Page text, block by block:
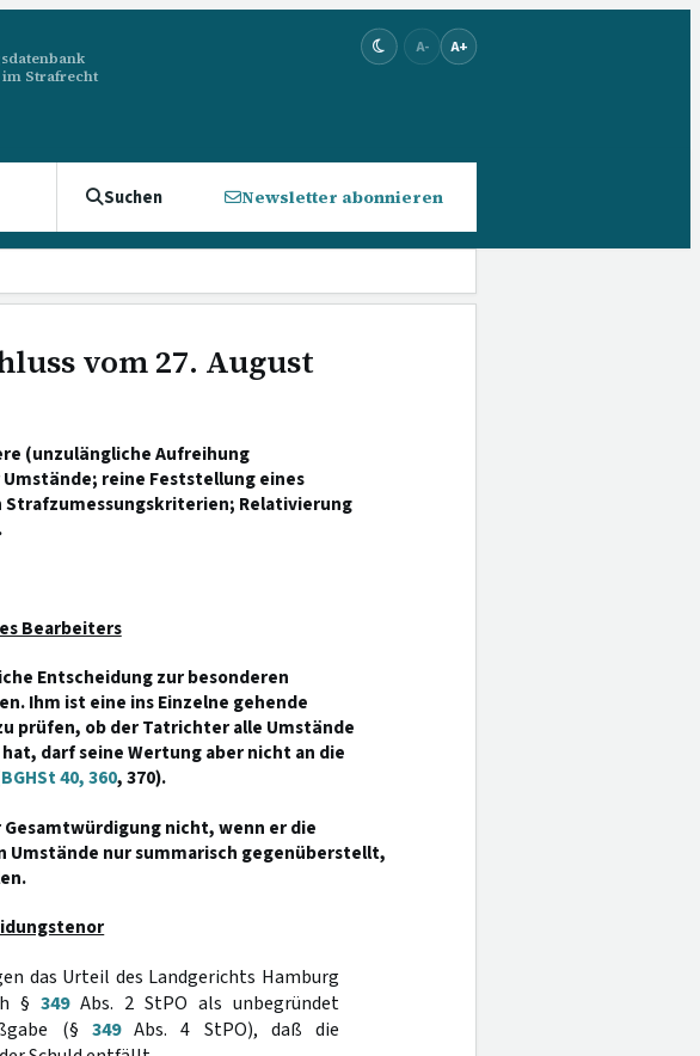
Strafrecht
A- A+
Suchen Newsletter abonnieren
vom 27. August
(unzulängliche Aufreihung
reine Feststellung eines
Strafzumessungskriterien; Relativierung
Bearbeiters
Entscheidung zur besonderen
Ihm ist eine ins Einzelne gehende
prüfen, ob der Tatrichter alle Umstände
darf seine Wertung aber nicht an die
BGHSt 40, 360, 370).
nicht, wenn er die
nur summarisch gegenüberstellt,
das Urteil des Landgerichts Hamburg
§ 349Abs. 2 StPO als unbegründet
(§ 349Abs. 4 StPO), daß die